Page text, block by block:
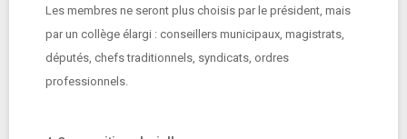
Les membres ne seront plus choisis par le président, mais
par un collège élargi : conseillers municipaux, magistrats,
députés, chefs traditionnels, syndicats, ordres
professionnels.